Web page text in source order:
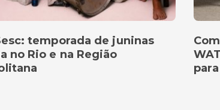
temporada de juninas
no Rio e na Região